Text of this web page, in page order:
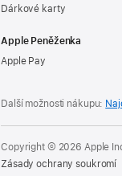
Dárkové karty
Apple Peněženka
Apple Pay
Další možnosti nákupu:
Copyright © 2026 Apple
Zásady ochrany soukromí